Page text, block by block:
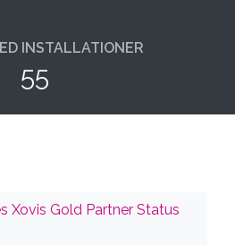
INSTALLATIONER
55
Xovis Gold Partner Status